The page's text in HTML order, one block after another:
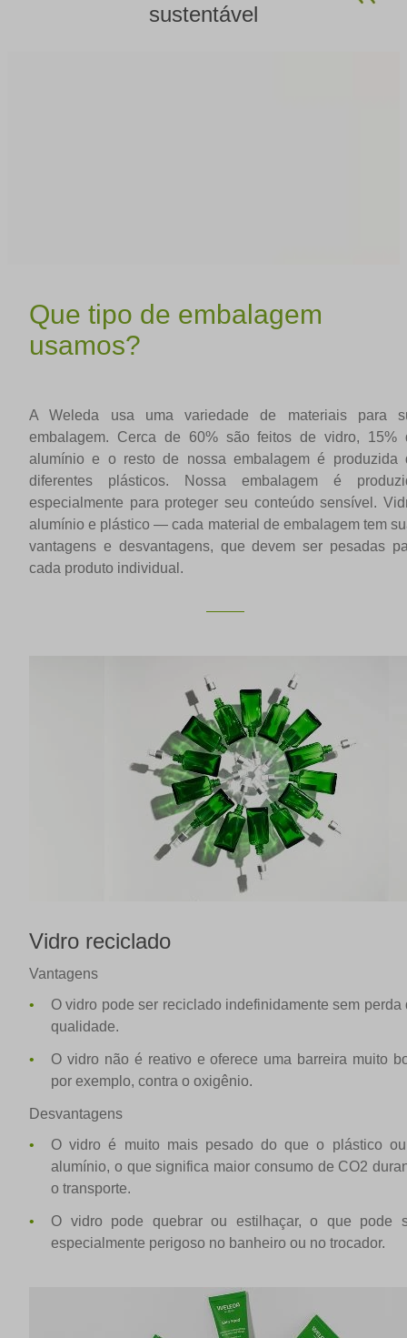
sustentável
Que tipo de embalagem
usamos?
A Weleda usa uma variedade de materiais para
embalagem. Cerca de 60% são feitos de vidro, 15%
alumínio e o resto de nossa embalagem é produzida
diferentes plásticos. Nossa embalagem é
especialmente para proteger seu conteúdo sensível.
alumínio e plástico — cada material de embalagem tem
vantagens e desvantagens, que devem ser pesadas
cada produto individual.
Vidro reciclado
Vantagens
O vidro pode ser reciclado indefinidamente sem perda
qualidade.
O vidro não é reativo e oferece uma barreira muito
por exemplo, contra o oxigênio.
Desvantagens
O vidro é muito mais pesado do que o plástico
alumínio, o que significa maior consumo de CO2
o transporte.
O vidro pode quebrar ou estilhaçar, o que pode
especialmente perigoso no banheiro ou no trocador.